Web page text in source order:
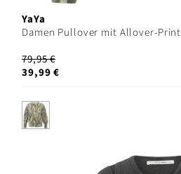
YaYa
Damen Pullover mit Allover-Print
79,95 €
39,99 €